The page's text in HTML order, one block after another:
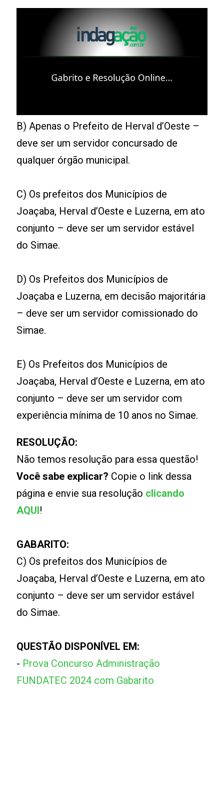
B) Apenas o Prefeito de Herval d’Oeste –
deve ser um servidor concursado de
qualquer órgão municipal.
C) Os prefeitos dos Municípios de
Joaçaba, Herval d’Oeste e Luzerna, em ato
conjunto – deve ser um servidor estável
do Simae.
D) Os Prefeitos dos Municípios de
Joaçaba e Luzerna, em decisão majoritária
– deve ser um servidor comissionado do
Simae.
E) Os Prefeitos dos Municípios de
Joaçaba, Herval d’Oeste e Luzerna, em ato
conjunto – deve ser um servidor com
experiência mínima de 10 anos no Simae.
RESOLUÇÃO:
Não temos resolução para essa questão!
Você sabe explicar? Copie o link dessa
página e envie sua resolução clicando
AQUI!
GABARITO:
C) Os prefeitos dos Municípios de
Joaçaba, Herval d’Oeste e Luzerna, em ato
conjunto – deve ser um servidor estável
do Simae.
QUESTÃO DISPONÍVEL EM:
- Prova Concurso Administração
FUNDATEC 2024 com Gabarito